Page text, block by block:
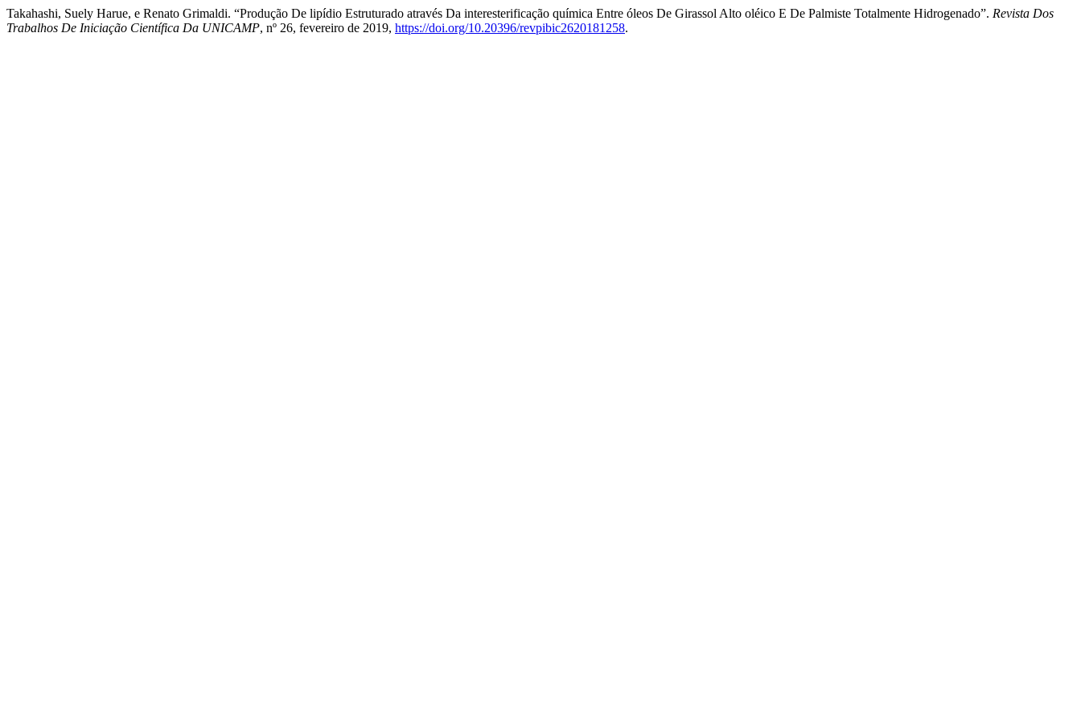
Takahashi, Suely Harue, e Renato Grimaldi. “Produção De lipídio Estruturado através Da interesterificação química Entre óleos De Girassol Alto oléico E De Palmiste Totalmente Hidrogenado”. Revista Dos
Trabalhos De Iniciação Científica Da UNICAMP, nº 26, fevereiro de 2019, https://doi.org/10.20396/revpibic2620181258.